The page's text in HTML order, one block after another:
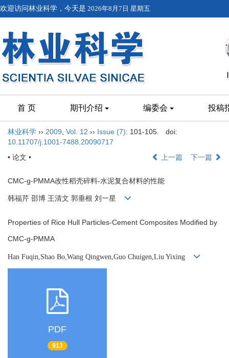
欢迎访问林业科学，今天是 2026年8月7日 星期五
首 页 期刊介绍 编委会 投稿
林业科学 ›› 2009 Vol. 12 ›› Issue (7): 101-105.
doi:
10.11707/j.1001-7488.20090717
• 论文 •
上一篇 下一篇
CMC-g-PMMA改性稻壳碎料-水泥复合材料的性能
韩福芹 邵博 王清文 郭垂根 刘一星
Properties of Rice Hull Particles-Cement Composites Modified by
CMC-g-PMMA
Han Fuqin,Shao Bo,Wang Qingwen,Guo Chuigen,Liu Yixing
PDF
913